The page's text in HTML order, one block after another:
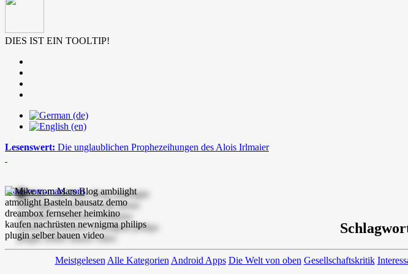
DIES IST EIN TOOLTIP!
Lesenswert: Die unglaublichen Prophezeihungen des Alois Irlmaier
mike-vom-mars.com
Meistgelesen Alle Kategorien Android Apps Die Welt von oben Gesellschaftskritik